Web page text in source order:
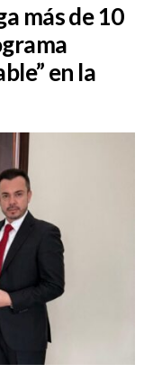
más de 10
en la